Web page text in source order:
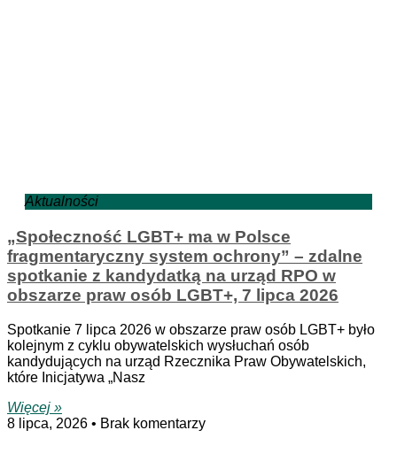
Aktualności
„Społeczność LGBT+ ma w Polsce
fragmentaryczny system ochrony” – zdalne
spotkanie z kandydatką na urząd RPO w
obszarze praw osób LGBT+, 7 lipca 2026
Spotkanie 7 lipca 2026 w obszarze praw osób LGBT+ było
kolejnym z cyklu obywatelskich wysłuchań osób
kandydujących na urząd Rzecznika Praw Obywatelskich,
które Inicjatywa „Nasz
Więcej »
8 lipca, 2026
Brak komentarzy